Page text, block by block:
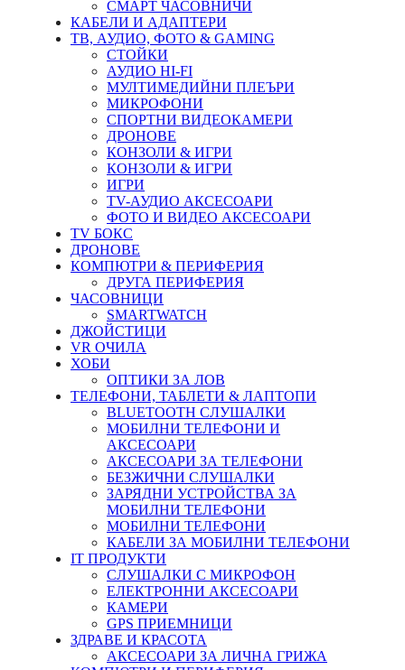
СМАРТ ЧАСОВНИЧИ
КАБЕЛИ И АДАПТЕРИ
ТВ, АУДИО, ФОТО & GAMING
СТОЙКИ
АУДИО HI-FI
МУЛТИМЕДИЙНИ ПЛЕЪРИ
МИКРОФОНИ
СПОРТНИ ВИДЕОКАМЕРИ
ДРОНОВЕ
КОНЗОЛИ & ИГРИ
КОНЗОЛИ & ИГРИ
ИГРИ
TV-АУДИО АКСЕСОАРИ
ФОТО И ВИДЕО АКСЕСОАРИ
TV БОКС
ДРОНОВЕ
КОМПЮТРИ & ПЕРИФЕРИЯ
ДРУГА ПЕРИФЕРИЯ
ЧАСОВНИЦИ
SMARTWATCH
ДЖОЙСТИЦИ
VR ОЧИЛА
ХОБИ
ОПТИКИ ЗА ЛОВ
ТЕЛЕФОНИ, ТАБЛЕТИ & ЛАПТОПИ
BLUETOOTH СЛУШАЛКИ
МОБИЛНИ ТЕЛЕФОНИ И
АКСЕСОАРИ
АКСЕСОАРИ ЗА ТЕЛЕФОНИ
БЕЗЖИЧНИ СЛУШАЛКИ
ЗАРЯДНИ УСТРОЙСТВА ЗА
МОБИЛНИ ТЕЛЕФОНИ
МОБИЛНИ ТЕЛЕФОНИ
КАБЕЛИ ЗА МОБИЛНИ ТЕЛЕФОНИ
IT ПРОДУКТИ
СЛУШАЛКИ С МИКРОФОН
ЕЛЕКТРОННИ АКСЕСОАРИ
КАМЕРИ
GPS ПРИЕМНИЦИ
ЗДРАВЕ И КРАСОТА
АКСЕСОАРИ ЗА ЛИЧНА ГРИЖА